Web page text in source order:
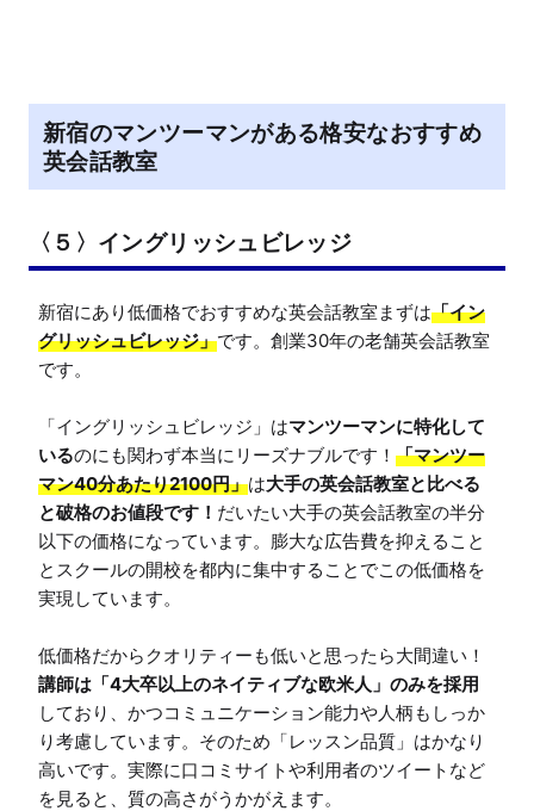
新宿のマンツーマンがある格安なおすすめ
英会話教室
〈５〉イングリッシュビレッジ
新宿にあり低価格でおすすめな英会話教室まずは「イン
グリッシュビレッジ」です。創業30年の老舗英会話教室
です。
「イングリッシュビレッジ」はマンツーマンに特化して
いるのにも関わず本当にリーズナブルです！ 「マンツー
マン40分あたり2100円」は大手の英会話教室と比べる
と破格のお値段です！ だいたい大手の英会話教室の半分
以下の価格になっています。膨大な広告費を抑えること
とスクールの開校を都内に集中することでこの低価格を
実現しています。
講師は「4大卒以上のネイティブな欧米人」のみを採用
しており、かつコミュニケーション能力や人柄もしっか
り考慮しています。そのため「レッスン品質」はかなり
高いです。実際に口コミサイトや利用者のツイートなど
を見ると、質の高さがうかがえます。